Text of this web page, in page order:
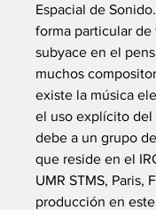
Espacial de
forma particular de
subyace en el
muchos
existe la música
el uso explícito del
debe a un grupo
que reside en el
UMR STMS, Paris,
producción en